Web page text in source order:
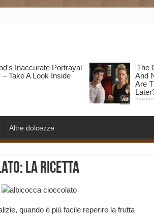
Altre dolcezze
la ricetta
quando è più facile reperire la frutta